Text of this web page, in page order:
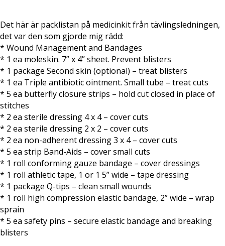
Det här är packlistan på medicinkit från tävlingsledningen,
det var den som gjorde mig rädd:
* Wound Management and Bandages
* 1 ea moleskin. 7” x 4” sheet. Prevent blisters
* 1 package Second skin (optional) – treat blisters
* 1 ea Triple antibiotic ointment. Small tube – treat cuts
* 5 ea butterfly closure strips – hold cut closed in place of
stitches
* 2 ea sterile dressing 4 x 4 – cover cuts
* 2 ea sterile dressing 2 x 2 – cover cuts
* 2 ea non-adherent dressing 3 x 4 – cover cuts
* 5 ea strip Band-Aids – cover small cuts
* 1 roll conforming gauze bandage – cover dressings
* 1 roll athletic tape, 1 or 1 5” wide – tape dressing
* 1 package Q-tips – clean small wounds
* 1 roll high compression elastic bandage, 2” wide – wrap
sprain
* 5 ea safety pins – secure elastic bandage and breaking
blisters